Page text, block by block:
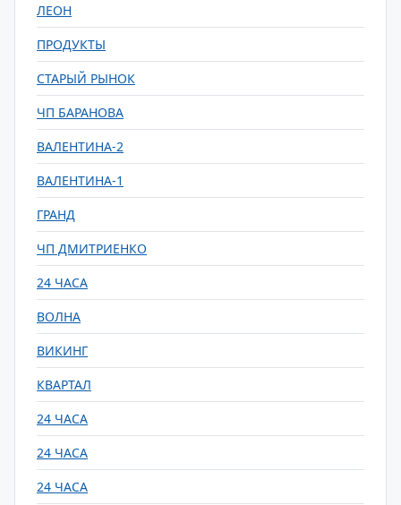
ЛЕОН
ПРОДУКТЫ
СТАРЫЙ РЫНОК
ЧП БАРАНОВА
ВАЛЕНТИНА-2
ВАЛЕНТИНА-1
ГРАНД
ЧП ДМИТРИЕНКО
24 ЧАСА
ВОЛНА
ВИКИНГ
КВАРТАЛ
24 ЧАСА
24 ЧАСА
24 ЧАСА